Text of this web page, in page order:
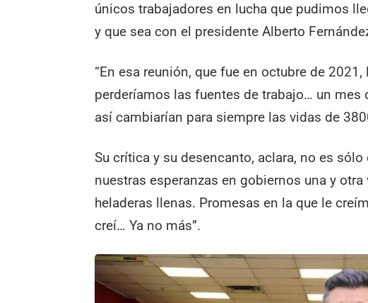
únicos trabajadores en lucha que pudimos
y que sea con el presidente Alberto
“En esa reunión, que fue en octubre de
perderíamos las fuentes de trabajo… un
así cambiarían para siempre las vidas de
Su crítica y su desencanto, aclara, no es
nuestras esperanzas en gobiernos una y otra
heladeras llenas. Promesas en la que le
creí… Ya no más”.